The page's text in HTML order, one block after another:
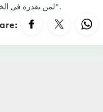
لمن يقدره في الخارج أفضل كثيرا".